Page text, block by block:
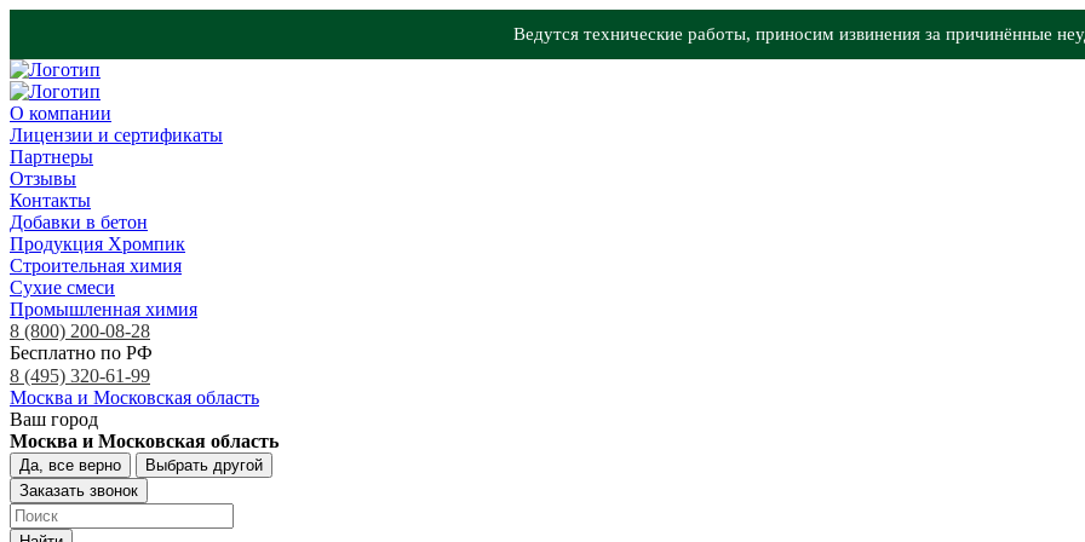
Ведутся технические работы, приносим извинения за причинённые
О компании
Лицензии и сертификаты
Партнеры
Отзывы
Контакты
Добавки в бетон
Продукция Хромпик
Строительная химия
Сухие смеси
Промышленная химия
8 (800) 200-08-28
Бесплатно по РФ
8 (495) 320-61-99
Москва и Московская область
Ваш город
Москва и Московская область
Да, все верно
Выбрать другой
Заказать звонок